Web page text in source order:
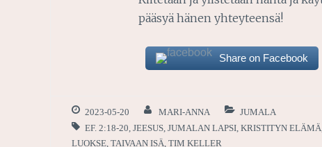
pääsyä hänen yhteyteensä!
Share on Facebook
2023-05-20 MARI-ANNA
JUMALA
EF. 2:18-20 JEESUS JUMALAN LAPSI KRISTITYN ELÄMÄ
LUOKSE TAIVAAN ISÄ TIM KELLER